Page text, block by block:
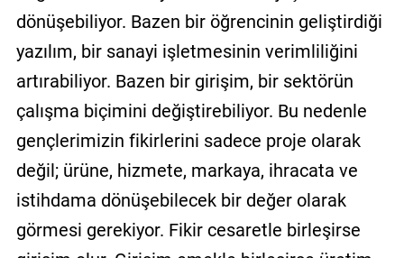
dönüşebiliyor. Bazen bir öğrencinin geliştirdiği
yazılım, bir sanayi işletmesinin verimliliğini
artırabiliyor. Bazen bir girişim, bir sektörün
çalışma biçimini değiştirebiliyor. Bu nedenle
gençlerimizin fikirlerini sadece proje olarak
değil; ürüne, hizmete, markaya, ihracata ve
istihdama dönüşebilecek bir değer olarak
görmesi gerekiyor. Fikir cesaretle birleşirse